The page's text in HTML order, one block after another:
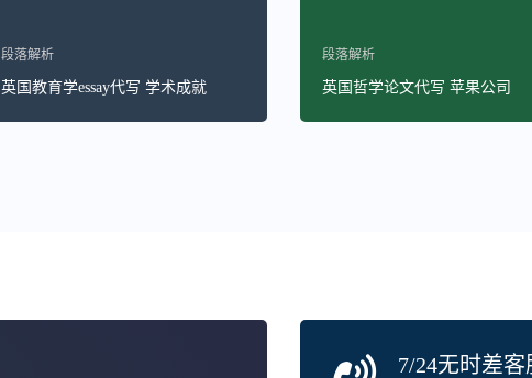
段落解析
英国教育学essay代写 学术成就
段落解析
英国哲学论文代写 苹果公司
7/24无时差客